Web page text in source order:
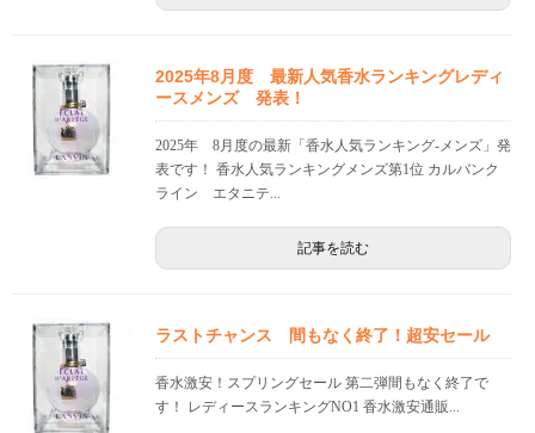
2025年8月度 最新人気香水ランキングレディ
ースメンズ 発表！
2025年 8月度の最新「香水人気ランキング-メンズ」発
表です！ 香水人気ランキングメンズ第1位 カルバンク
ライン エタニテ...
記事を読む
ラストチャンス 間もなく終了！超安セール
香水激安！スプリングセール 第二弾間もなく終了で
す！ レディースランキングNO1 香水激安通販...